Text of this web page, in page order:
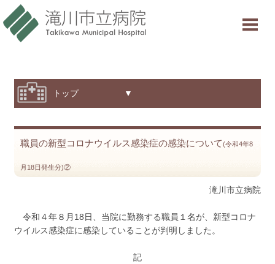
当院について
診療科・部門紹介
採用情報
交通アクセス
トップ ▼
職員の新型コロナウイルス感染症の感染について(令和4年8
月18日発生分)②
滝川市立病院
令和４年８月18日、当院に勤務する職員１名が、新型コロナ
ウイルス感染症に感染していることが判明しました。
記